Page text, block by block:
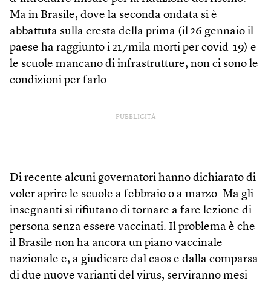
Ma in Brasile, dove la seconda ondata si è
abbattuta sulla cresta della prima (il 26 gennaio il
paese ha raggiunto i 217mila morti per covid-19) e
le scuole mancano di infrastrutture, non ci sono le
condizioni per farlo.
PUBBLICITÀ
Di recente alcuni governatori hanno dichiarato di
voler aprire le scuole a febbraio o a marzo. Ma gli
insegnanti si rifiutano di tornare a fare lezione di
persona senza essere vaccinati. Il problema è che
il Brasile non ha ancora un piano vaccinale
nazionale e, a giudicare dal caos e dalla comparsa
di due nuove varianti del virus, serviranno mesi